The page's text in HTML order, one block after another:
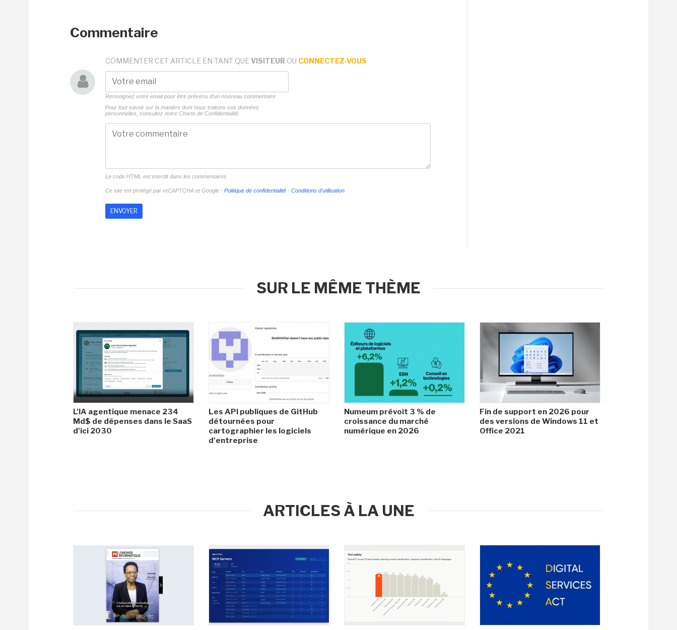
Commentaire
COMMENTER CET ARTICLE EN TANT QUE VISITEUR OU CONNECTEZ-VOUS
Renseignez votre email pour être prévenu d'un nouveau commentaire
Pour tout savoir sur la manière dont nous traitons vos données
personnelles, consultez notre Charte de Confidentialité.
Le code HTML est interdit dans les commentaires
Ce site est protégé par reCAPTCHA et Google - Politique de confidentialité - Conditions d'utilisation
SUR LE MÊME THÈME
L'IA agentique menace 234
Md$ de dépenses dans le SaaS
d'ici 2030
Les API publiques de GitHub
détournées pour
cartographier les logiciels
d'entreprise
Numeum prévoit 3 % de
croissance du marché
numérique en 2026
Fin de support en 2026 pour
des versions de Windows 11 et
Office 2021
ARTICLES À LA UNE